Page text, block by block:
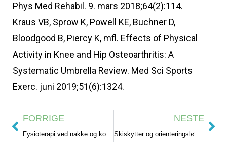
Phys Med Rehabil. 9. mars 2018;64(2):114.
Kraus VB, Sprow K, Powell KE, Buchner D,
Bloodgood B, Piercy K, mfl. Effects of Physical
Activity in Knee and Hip Osteoarthritis: A
Systematic Umbrella Review. Med Sci Sports
Exerc. juni 2019;51(6):1324.
FORRIGE
Fysioterapi ved nakke og korsryggsmerter
NESTE
Skiskytter og orienteringsløper slet med overtreningssyndrom